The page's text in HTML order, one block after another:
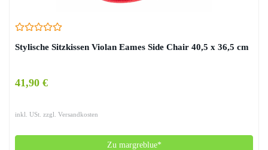
Stylische Sitzkissen Violan Eames Side Chair 40,5 x 36,5 cm
41,90 €
inkl. USt. zzgl. Versandkosten
Zu margreblue*